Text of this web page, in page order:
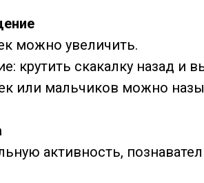
можно увеличить.
крутить скакалку назад и
или мальчиков можно
активность,